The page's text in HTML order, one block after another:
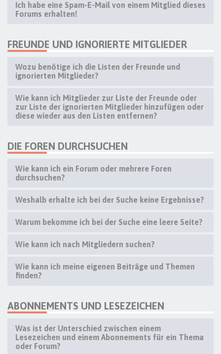
Ich habe eine Spam-E-Mail von einem Mitglied dieses
Forums erhalten!
FREUNDE UND IGNORIERTE MITGLIEDER
Wozu benötige ich die Listen der Freunde und
ignorierten Mitglieder?
Wie kann ich Mitglieder zur Liste der Freunde oder
zur Liste der ignorierten Mitglieder hinzufügen oder
diese wieder aus den Listen entfernen?
DIE FOREN DURCHSUCHEN
Wie kann ich ein Forum oder mehrere Foren
durchsuchen?
Weshalb erhalte ich bei der Suche keine Ergebnisse?
Warum bekomme ich bei der Suche eine leere Seite?
Wie kann ich nach Mitgliedern suchen?
Wie kann ich meine eigenen Beiträge und Themen
finden?
ABONNEMENTS UND LESEZEICHEN
Was ist der Unterschied zwischen einem
Lesezeichen und einem Abonnements für ein Thema
oder Forum?